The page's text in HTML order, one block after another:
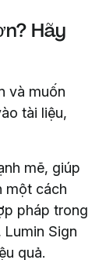
Hãy
và muốn
tài liệu,
mẽ, giúp
một cách
pháp trong
Sign
quả.